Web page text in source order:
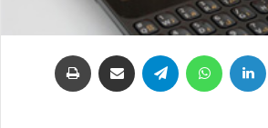
تويتر لينكدإن واتساب تيلقرام مشاركة عبر البريد